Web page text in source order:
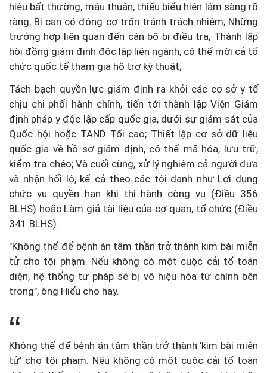
hiệu bất thường, mâu thuẫn, thiếu biểu hiện lâm sàng rõ
ràng; Bị can có động cơ trốn tránh trách nhiệm; Những
trường hợp liên quan đến cán bộ bị điều tra; Thành lập
hội đồng giám định độc lập liên ngành, có thể mời cả tổ
chức quốc tế tham gia hỗ trợ kỹ thuật;
Tách bạch quyền lực giám định ra khỏi các cơ sở y tế
chịu chi phối hành chính, tiến tới thành lập Viện Giám
định pháp y độc lập cấp quốc gia, dưới sự giám sát của
Quốc hội hoặc TAND Tối cao; Thiết lập cơ sở dữ liệu
quốc gia về hồ sơ giám định, có thể mã hóa, lưu trữ,
kiểm tra chéo; Và cuối cùng, xử lý nghiêm cả người đưa
và nhận hối lộ, kể cả theo các tội danh như Lợi dụng
chức vụ quyền hạn khi thi hành công vụ (Điều 356
BLHS) hoặc Làm giả tài liệu của cơ quan, tổ chức (Điều
341 BLHS).
"Không thể để bệnh án tâm thần trở thành kim bài miễn
tử cho tội phạm. Nếu không có một cuộc cải tổ toàn
diện, hệ thống tư pháp sẽ bị vô hiệu hóa từ chính bên
trong", ông Hiếu cho hay.
Không thể để bệnh án tâm thần trở thành 'kim bài miễn
tử' cho tội phạm. Nếu không có một cuộc cải tổ toàn